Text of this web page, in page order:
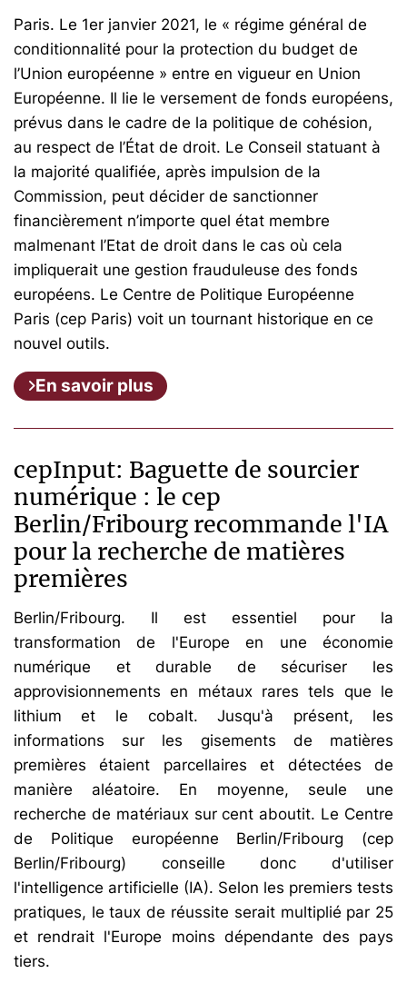
Paris. Le 1er janvier 2021, le « régime général de
conditionnalité pour la protection du budget de
l’Union européenne » entre en vigueur en Union
Européenne. Il lie le versement de fonds européens,
prévus dans le cadre de la politique de cohésion,
au respect de l’État de droit. Le Conseil statuant à
la majorité qualifiée, après impulsion de la
Commission, peut décider de sanctionner
financièrement n’importe quel état membre
malmenant l’Etat de droit dans le cas où cela
impliquerait une gestion frauduleuse des fonds
européens. Le Centre de Politique Européenne
Paris (cep Paris) voit un tournant historique en ce
nouvel outils.
En savoir plus
cepInput: Baguette de sourcier
numérique : le cep
Berlin/Fribourg recommande l'IA
pour la recherche de matières
premières
Berlin/Fribourg. Il est essentiel pour la
transformation de l'Europe en une économie
numérique et durable de sécuriser les
approvisionnements en métaux rares tels que le
lithium et le cobalt. Jusqu'à présent, les
informations sur les gisements de matières
premières étaient parcellaires et détectées de
manière aléatoire. En moyenne, seule une
recherche de matériaux sur cent aboutit. Le Centre
de Politique européenne Berlin/Fribourg (cep
Berlin/Fribourg) conseille donc d'utiliser
l'intelligence artificielle (IA). Selon les premiers tests
pratiques, le taux de réussite serait multiplié par 25
et rendrait l'Europe moins dépendante des pays
tiers.